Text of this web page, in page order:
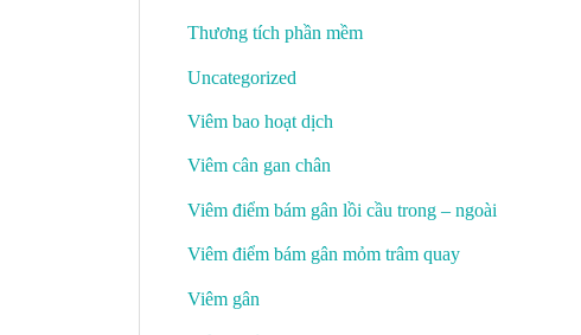
Thương tích phần mềm
Uncategorized
Viêm bao hoạt dịch
Viêm cân gan chân
Viêm điểm bám gân lồi cầu trong – ngoài
Viêm điểm bám gân mỏm trâm quay
Viêm gân